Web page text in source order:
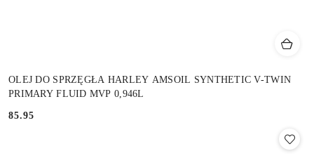
OLEJ DO SPRZĘGŁA HARLEY AMSOIL SYNTHETIC V-TWIN
PRIMARY FLUID MVP 0,946L
Cena:
85.95